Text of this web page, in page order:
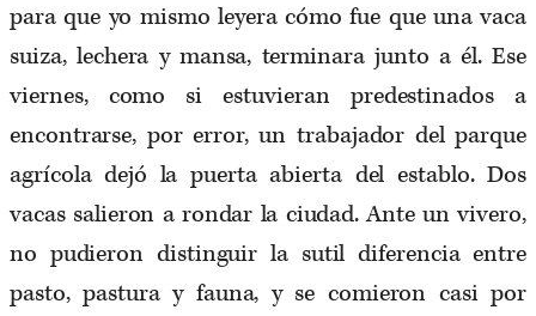
para que yo mismo leyera cómo fue que una vaca
suiza, lechera y mansa, terminara junto a él. Ese
viernes, como si estuvieran predestinados a
encontrarse, por error, un trabajador del parque
agrícola dejó la puerta abierta del establo. Dos
vacas salieron a rondar la ciudad. Ante un vivero,
no pudieron distinguir la sutil diferencia entre
pasto, pastura y fauna, y se comieron casi por